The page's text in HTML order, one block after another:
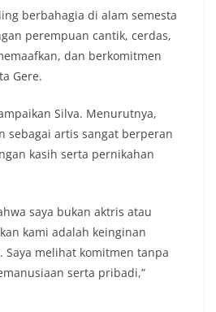
berbahagia di alam semesta
perempuan cantik, cerdas,
dan berkomitmen
Gere.
Silva. Menurutnya,
sebagai artis sangat berperan
kasih serta pernikahan
saya bukan aktris atau
kami adalah keinginan
melihat komitmen tanpa
serta pribadi,”